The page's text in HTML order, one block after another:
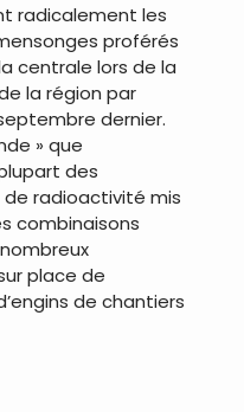
radicalement les
proférés
centrale lors de la
la région par
dernier.
» que
des
radioactivité mis
combinaisons
place de
de chantiers